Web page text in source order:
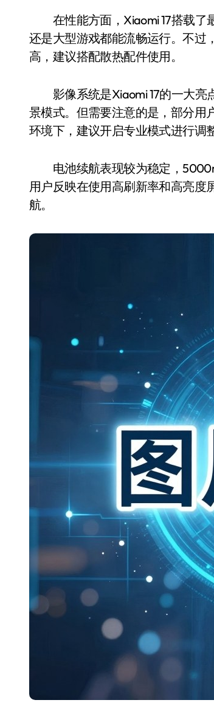
在性能方面，Xiaomi 17搭载了
还是大型游戏都能流畅运行。不过
高，建议搭配散热配件使用。
影像系统是Xiaomi 17的一大亮
景模式。但需要注意的是，部分用
环境下，建议开启专业模式进行调整
电池续航表现较为稳定，
用户反映在使用高刷新率和高亮度
航。